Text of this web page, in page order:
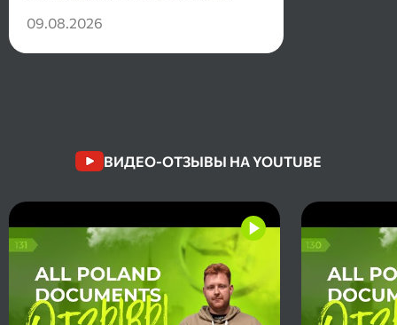
Спасибо за помощь.
09.08.2026
ВИДЕО-ОТЗЫВЫ НА YOUTUBE